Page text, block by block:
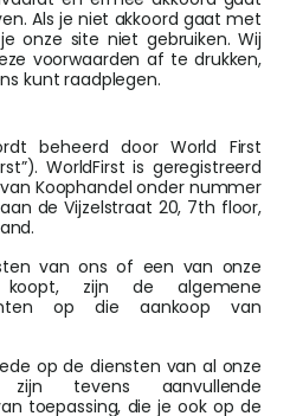
Als je niet akkoord gaat met
onze site niet gebruiken. Wij
voorwaarden af te drukken,
kunt raadplegen.
beheerd door World First
WorldFirst is geregistreerd
Koophandel onder nummer
de Vijzelstraat 20, 7th floor,
van ons of een van onze
koopt, zijn de algemene
op die aankoop van
op de diensten van al onze
zijn tevens aanvullende
toepassing, die je ook op de